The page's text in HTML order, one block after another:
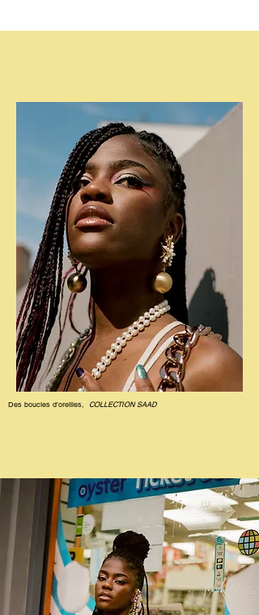
Des boucles d'oreilles, COLLECTION SAAD